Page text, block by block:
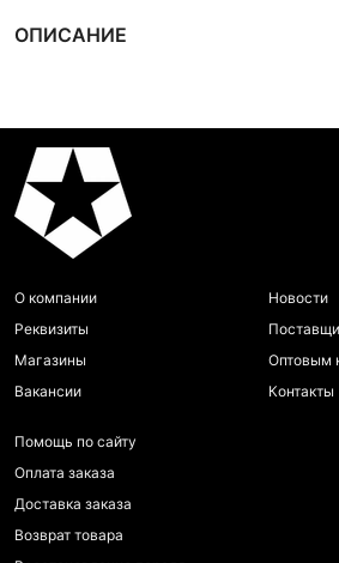
ОПИСАНИЕ
О компании
Реквизиты
Магазины
Вакансии
Новости
Оптовым
Контакты
Помощь по сайту
Оплата заказа
Доставка заказа
Возврат товара